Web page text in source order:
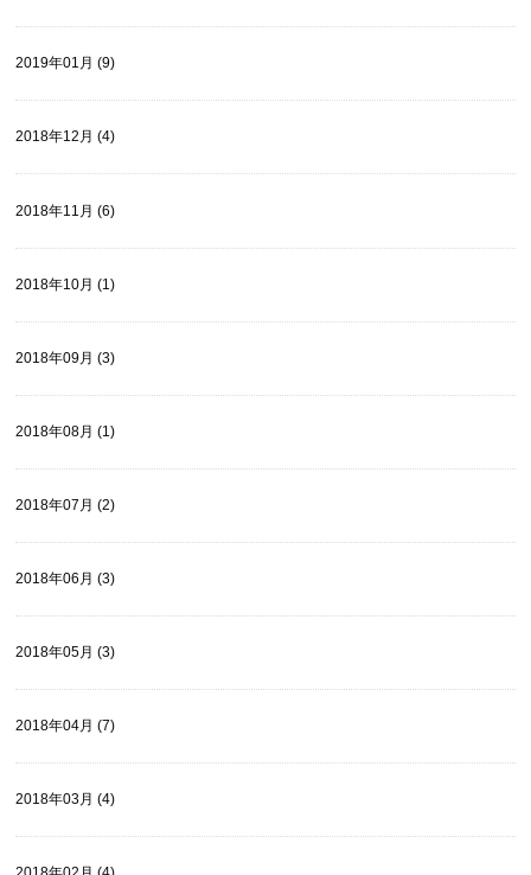
2019年01月 (9)
2018年12月 (4)
2018年11月 (6)
2018年10月 (1)
2018年09月 (3)
2018年08月 (1)
2018年07月 (2)
2018年06月 (3)
2018年05月 (3)
2018年04月 (7)
2018年03月 (4)